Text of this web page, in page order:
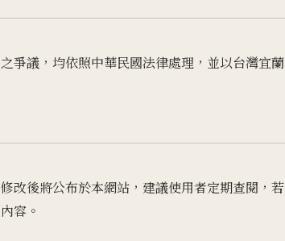
爭議，均依照中華民國法律處理，並以台灣宜蘭
改後將公布於本網站，建議使用者定期查閱，若
容。